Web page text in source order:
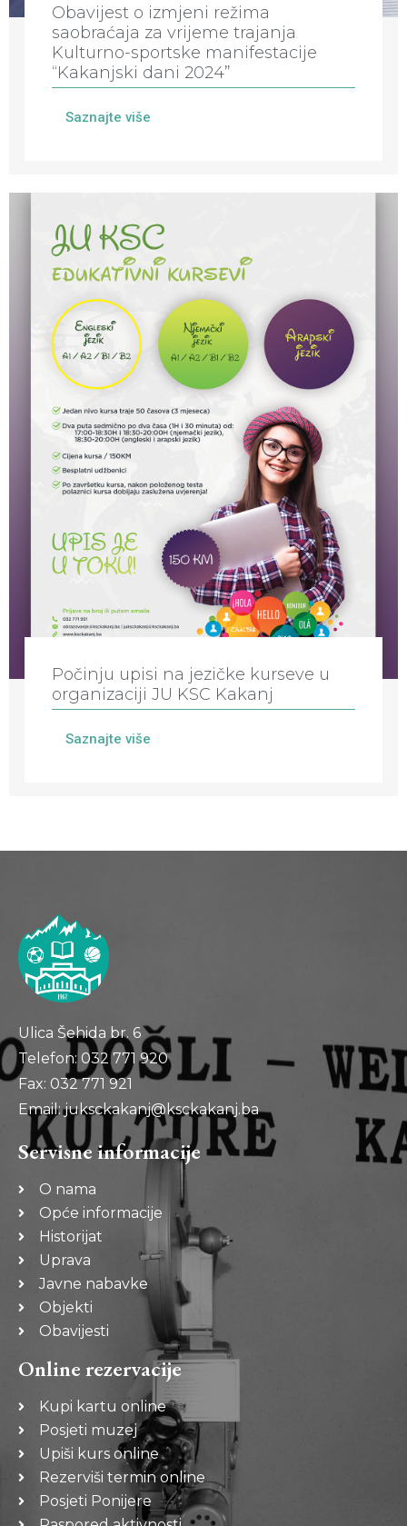
Obavijest o izmjeni režima
saobraćaja za vrijeme trajanja
Kulturno-sportske manifestacije
“Kakanjski dani 2024”
Saznajte više
Počinju upisi na jezičke kurseve u
organizaciji JU KSC Kakanj
Saznajte više
Ulica Šehida br. 6
Telefon: 032 771 920
Fax: 032 771 921
Email: juksckakanj@ksckakanj.ba
Servisne informacije
O nama
Opće informacije
Historijat
Uprava
Javne nabavke
Objekti
Obavijesti
Online rezervacije
Kupi kartu online
Posjeti muzej
Upiši kurs online
Rezerviši termin online
Posjeti Ponijere